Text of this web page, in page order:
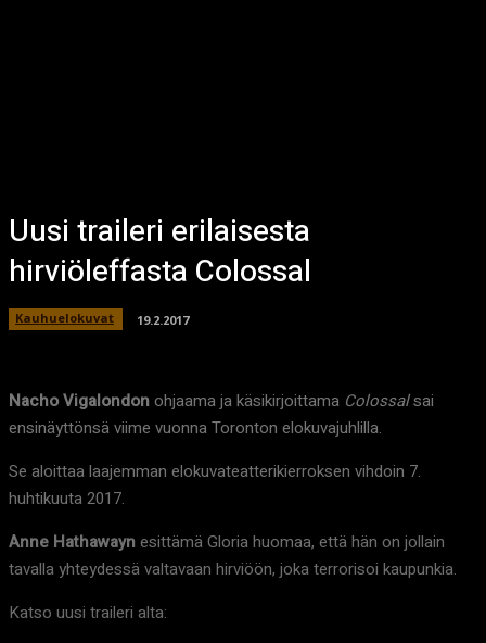
Uusi traileri erilaisesta
hirviöleffasta Colossal
Kauhuelokuvat 19.2.2017
Nacho Vigalondonohjaama ja käsikirjoittama Colossalsai
ensinäyttönsä viime vuonna Toronton elokuvajuhlilla.
Se aloittaa laajemman elokuvateatterikierroksen vihdoin 7.
huhtikuuta 2017.
Anne Hathawaynesittämä Gloria huomaa, että hän on jollain
tavalla yhteydessä valtavaan hirviöön, joka terrorisoi kaupunkia.
Katso uusi traileri alta: